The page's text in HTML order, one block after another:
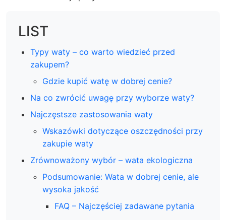
LIST
Typy waty – co warto wiedzieć przed
zakupem?
Gdzie kupić watę w dobrej cenie?
Na co zwrócić uwagę przy wyborze waty?
Najczęstsze zastosowania waty
Wskazówki dotyczące oszczędności przy
zakupie waty
Zrównoważony wybór – wata ekologiczna
Podsumowanie: Wata w dobrej cenie, ale
wysoka jakość
FAQ – Najczęściej zadawane pytania